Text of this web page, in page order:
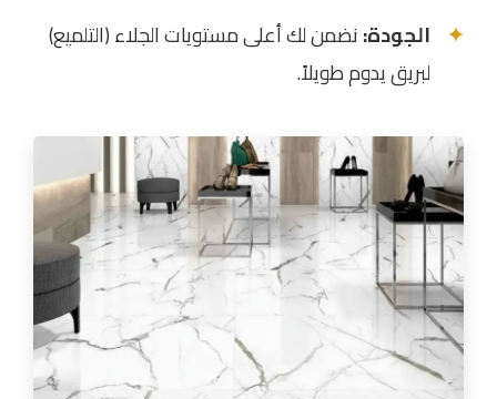
الجودة: نضمن لك أعلى مستويات الجلاء (التلميع)
لبريق يدوم طويلاً.